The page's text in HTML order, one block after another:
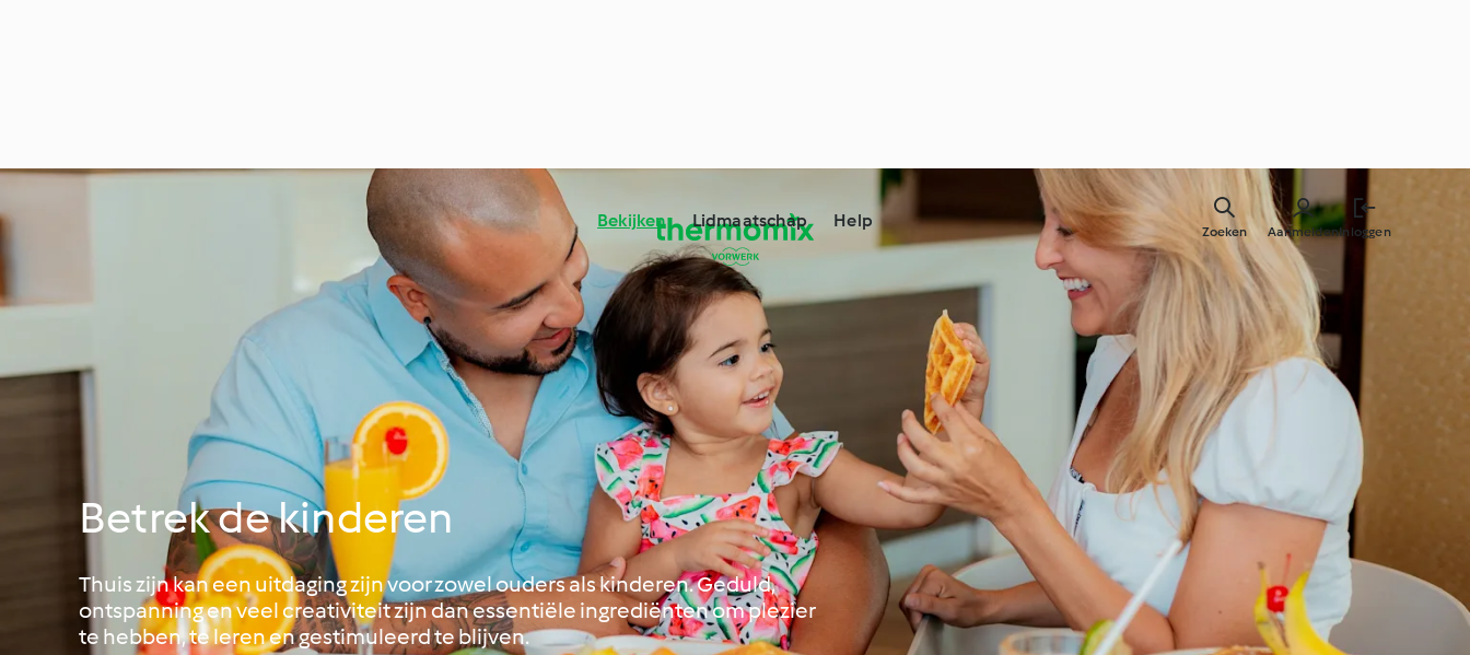
Bekijken Lidmaatschap Help
AanmeldenInloggen
Zoeken
Betrek de kinderen
Thuis zijn kan een uitdaging zijn voor zowel ouders als kinderen. Geduld,
ontspanning en veel creativiteit zijn dan essentiële ingrediënten om plezier
te hebben, te leren en gestimuleerd te blijven.